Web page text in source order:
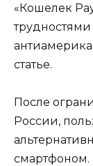
«Кошелек
трудностями
статье.
После
России,
смартфоном.